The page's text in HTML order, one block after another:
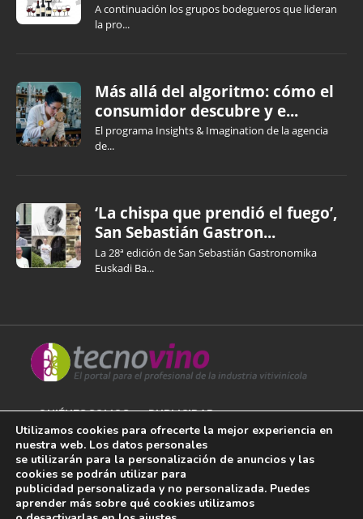
A continuación los grupos bodegueros que lideran
la pro...
Más allá del algoritmo: cómo el
consumidor descubre y e...
El programa Insights & Imagination de la agencia
de...
‘La chispa que prendió el fuego’,
San Sebastián Gastron...
La 28ª edición de San Sebastián Gastronomika
Euskadi Ba...
QUIÉNES SOMOS PUBLICIDAD
AVISO LEGAL
POLÍTICA DE COOKIES
POLÍTICA DE PRIVACIDAD
Utilizamos cookies para ofrecerte la mejor experiencia en
nuestra web. Los datos personales
se utilizarán para la personalización de anuncios y las
cookies se podrán utilizar para
publicidad personalizada y no personalizada. Puedes
aprender más sobre qué cookies utilizamos